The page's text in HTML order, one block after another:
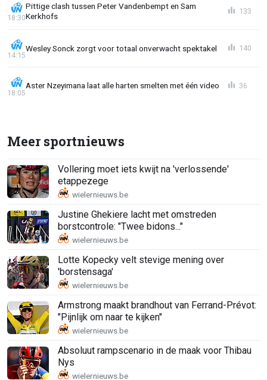
Pittige clash tussen Peter Vandenbempt en Sam
Kerkhofs
18:30
133
Wesley Sonck zorgt voor totaal onverwacht spektakel
14:15
140
Aster Nzeyimana laat alle harten smelten met één video
18:05
36
Meer sportnieuws
Vollering moet iets kwijt na 'verlossende'
etappezege
Justine Ghekiere lacht met omstreden
borstcontrole: "Twee bidons..."
Lotte Kopecky velt stevige mening over
'borstensaga'
Armstrong maakt brandhout van Ferrand-Prévot:
"Pijnlijk om naar te kijken"
Absoluut rampscenario in de maak voor Thibau
Nys